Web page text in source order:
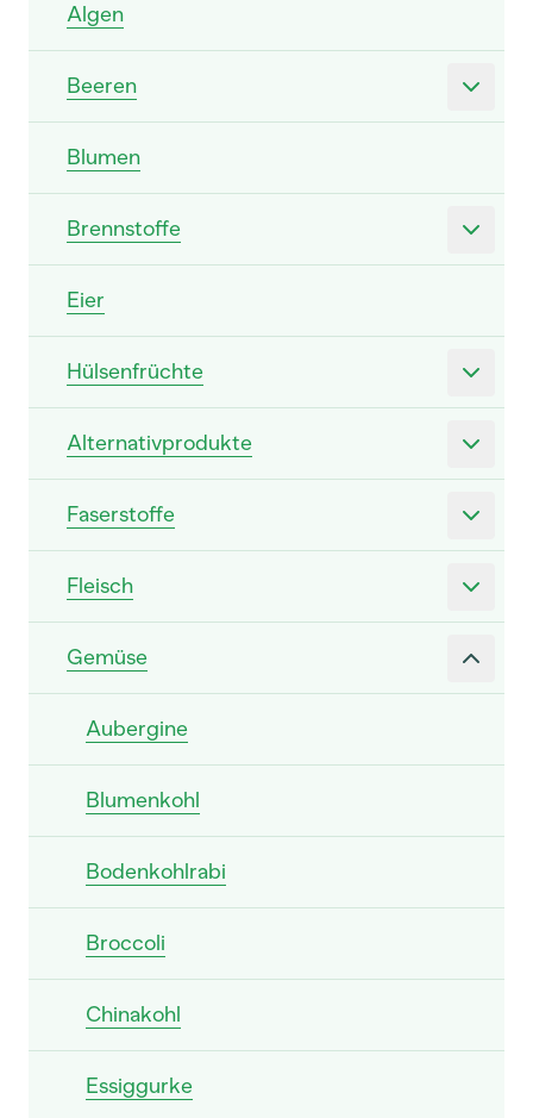
Algen
Beeren
Blumen
Brennstoffe
Eier
Hülsenfrüchte
Alternativprodukte
Faserstoffe
Fleisch
Gemüse
Aubergine
Blumenkohl
Bodenkohlrabi
Broccoli
Chinakohl
Essiggurke